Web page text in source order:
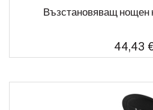
Възстановяващ нощен
44,43